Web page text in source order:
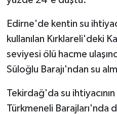
Edirne'de kentin su
kullanılan Kırklareli'deki
seviyesi ölü hacme
Süloğlu Barajı'ndan su
Tekirdağ'da su
Türkmeneli Barajları'nda